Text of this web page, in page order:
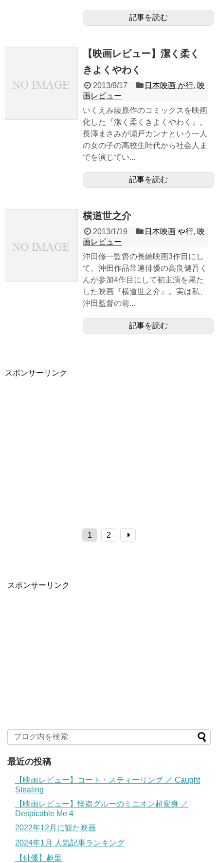
記事を読む
【映画レビュー】潔く柔く
きよくやわく
2013/9/17 日本映画 か行, 映
画レビュー
いくえみ綾原作のコミックスを映画
化した『潔く柔くきよくやわく』。
長澤まさみが瀬戸カンナという一人
の女の子の高校生時代から社会人ま
でを演じてい...
記事を読む
横道世之介
2013/1/19 日本映画 や行, 映
画レビュー
沖田修一監督の長編映画3作目にし
て、沖田作品常連俳優の高良健吾く
んが参加4作目にして初主演を果た
した映画『横道世之介』。実は私、
沖田監督の前...
記事を読む
スポンサーリンク
1 2
スポンサーリンク
最近の投稿
【映画レビュー】コート・スティーリング ／ Caught
Stealing
【映画レビュー】怪盗グルーのミニオン超変身 ／
Despicable Me 4
2022年12月に観た映画
2024年1月 人気記事ランキング
【俳優】趣里